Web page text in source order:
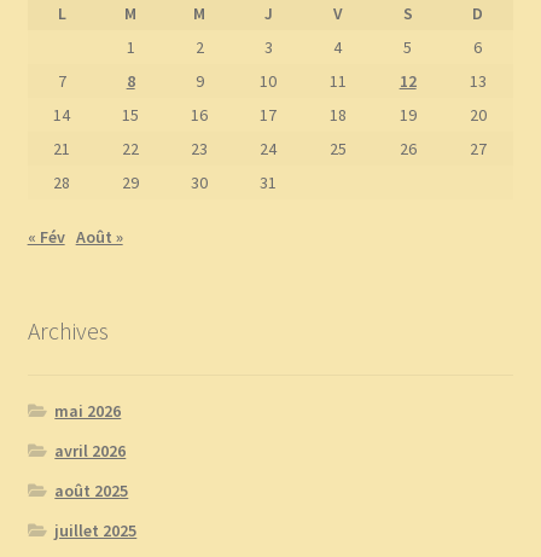
L M M J V S
D
1
2 3 4 5
6
7
8 9 10 11 12
13
14
15 16 17 18 19
20
21
22 23 24 25 26
27
28
29 30 31
« Fév Août »
Archives
mai 2026
avril 2026
août 2025
juillet 2025